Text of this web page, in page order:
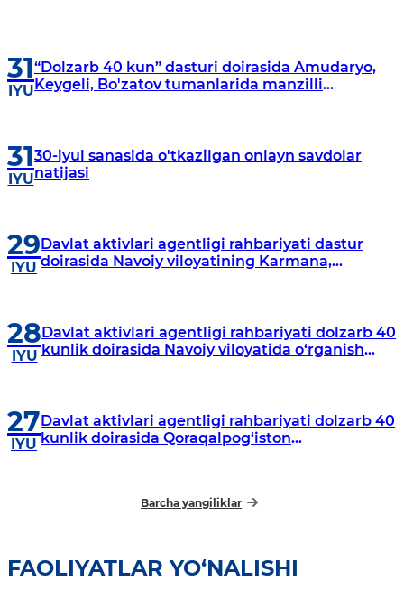
31
IYU
“Dolzarb 40 kun” dasturi doirasida Amudaryo,
Keygeli, Bo'zatov tumanlarida manzilli
31
IYU
30-iyul sanasida o'tkazilgan onlayn savdolar
natijasi
29
IYU
Davlat aktivlari agentligi rahbariyati dastur
doirasida Navoiy viloyatining Karmana,
28
IYU
Davlat aktivlari agentligi rahbariyati dolzarb 40
kunlik doirasida Navoiy viloyatida o‘rganish
27
IYU
Davlat aktivlari agentligi rahbariyati dolzarb 40
kunlik doirasida Qoraqalpog‘iston
Barcha yangiliklar
FAOLIYATLAR YO‘NALISHI